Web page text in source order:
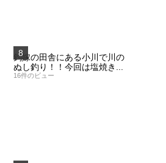
釣嫁の田舎にある小川で川の
ぬし釣り！！今回は塩焼き...
16件のビュー